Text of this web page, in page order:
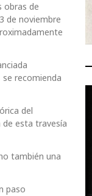
obras de
de noviembre
recomienda
del
de esta travesía
también una
paso